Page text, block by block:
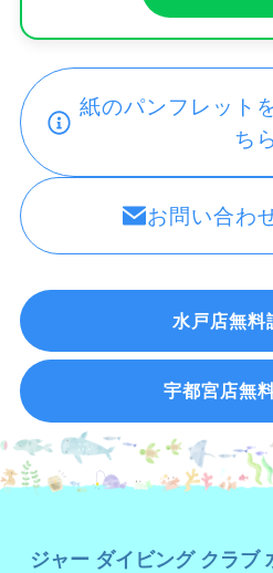
紙のパンフレット
ちら
お問い合わ
水戸店無料
宇都宮店無
ジャー ダイビング クラブ